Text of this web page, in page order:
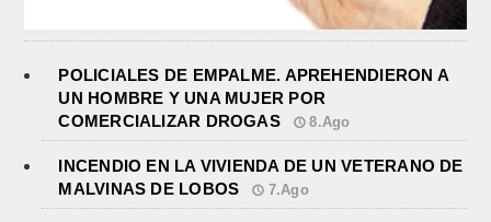
POLICIALES DE EMPALME. APREHENDIERON A
UN HOMBRE Y UNA MUJER POR
COMERCIALIZAR DROGAS
8.Ago
INCENDIO EN LA VIVIENDA DE UN VETERANO DE
MALVINAS DE LOBOS
7.Ago